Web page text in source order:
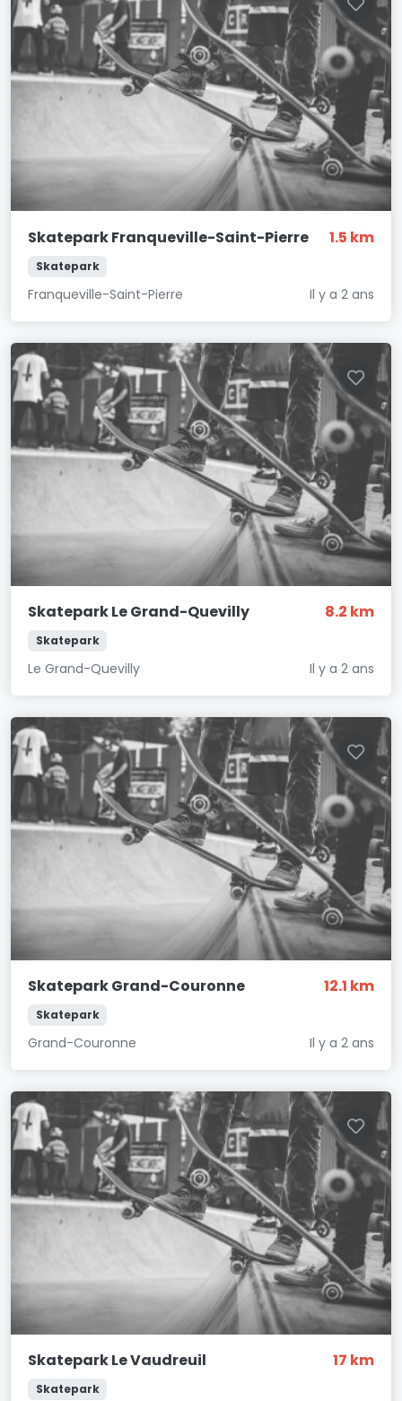
Skatepark Franqueville-Saint-Pierre 1.5 km
Skatepark
Franqueville-Saint-Pierre Il y a 2 ans
Skatepark Le Grand-Quevilly 8.2 km
Skatepark
Le Grand-Quevilly Il y a 2 ans
Skatepark Grand-Couronne 12.1 km
Skatepark
Grand-Couronne Il y a 2 ans
Skatepark Le Vaudreuil 17 km
Skatepark